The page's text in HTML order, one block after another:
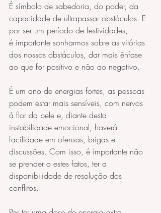
É símbolo de sabedoria, do poder, da
capacidade de ultrapassar obstáculos. E
por ser um período de festividades,
é importante sonharmos sobre as vitórias
dos nossos obstáculos, dar mais ênfase
ao que for positivo e não ao negativo.
É um ano de energias fortes, as pessoas
podem estar mais sensíveis, com nervos
à flor da pele e, diante desta
instabilidade emocional, haverá
facilidade em ofensas, brigas e
discussões. Com isso, é importante não
se prender a estes fatos, ter a
disponibilidade de resolução dos
conflitos.